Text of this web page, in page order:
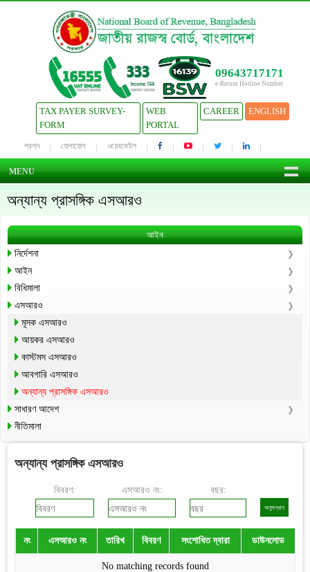
09643717171
e-Return Hotline Number
TAX PAYER SURVEY-
FORM
WEB
PORTAL
CAREER ENGLISH
প্রশ্ন যোগাযোগ ওয়েবমেইল
MENU
অন্যান্য প্রাসঙ্গিক এসআরও
আইন
নির্দেশনা
আইন
বিধিমালা
এসআরও
মূসক এসআরও
আয়কর এসআরও
কাস্টমস এসআরও
আবগারি এসআরও
অন্যান্য প্রাসঙ্গিক এসআরও
সাধারণ আদেশ
নীতিমালা
অন্যান্য প্রাসঙ্গিক এসআরও
বিবরণ: এসআরও নং: বছর:
নং এসআরও নং তারিখ বিবরণ সংশোধিত দ্বারা ডাউনলোড
No matching records found